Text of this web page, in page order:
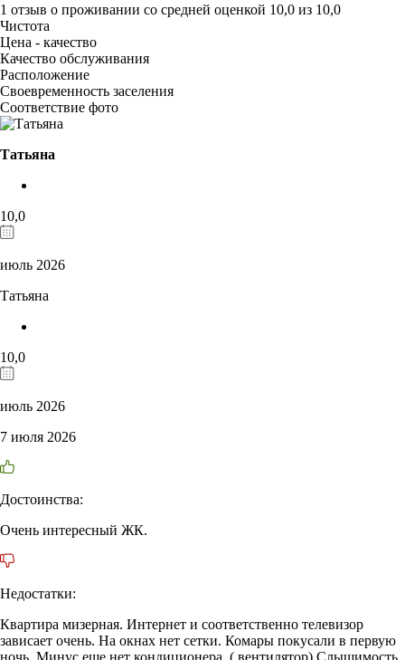
1 отзыв о проживании со средней оценкой 10,0 из 10,0
Чистота
Цена - качество
Качество обслуживания
Расположение
Своевременность заселения
Соответствие фото
Татьяна
10,0
июль 2026
Татьяна
10,0
июль 2026
7 июля 2026
Достоинства:
Очень интересный ЖК.
Недостатки:
Квартира мизерная. Интернет и соответственно телевизор
зависает очень. На окнах нет сетки. Комары покусали в первую
ночь. Минус еше нет кондиционера. ( вентилятор) Слышимость